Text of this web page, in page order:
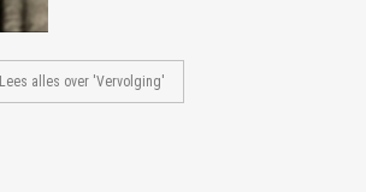
Lees alles over 'Vervolging'